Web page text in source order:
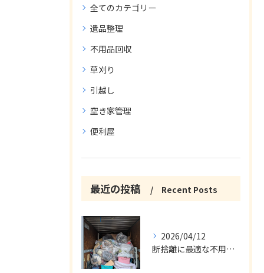
全てのカテゴリー
遺品整理
不用品回収
草刈り
引越し
空き家管理
便利屋
最近の投稿 Recent Posts
2026/04/12
断捨離に最適な不用品回収サービス